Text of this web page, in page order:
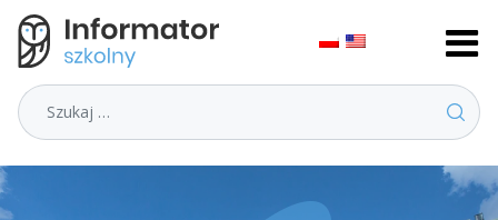
Szukaj